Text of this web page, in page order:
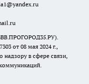
от 08 мая 2024 г.,
надзору в сфере связи,